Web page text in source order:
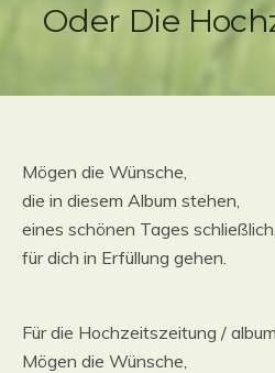
Oder Die
Mögen die Wünsche,
die in diesem Album stehen,
eines schönen Tages schließlich,
für dich in Erfüllung gehen.
Für die Hochzeitszeitung / album
Mögen die Wünsche,